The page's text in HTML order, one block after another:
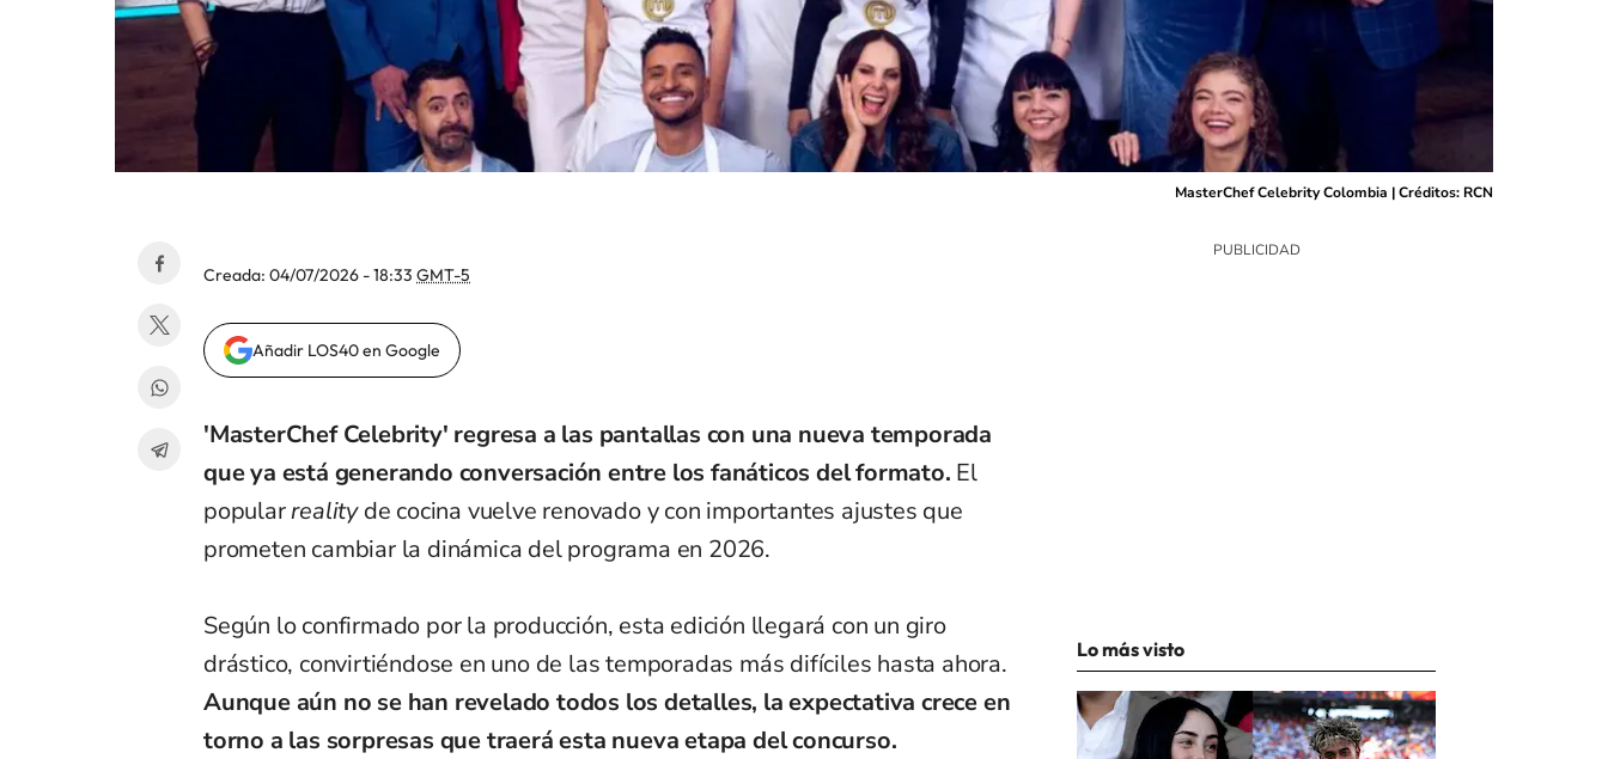
MasterChef Celebrity Colombia | Créditos: RCN
Creada: 04/07/2026 - 18:33 GMT-5
Añadir LOS40 en Google
'MasterChef Celebrity' regresa a las pantallas con una nueva temporada
que ya está generando conversación entre los fanáticos del formato. El
popularrealityde cocina vuelve renovado y con importantes ajustes que
prometen cambiar la dinámica del programa en 2026.
Según lo confirmado por la producción, esta edición llegará con un giro
drástico, convirtiéndose en uno de las temporadas más difíciles hasta ahora.
Aunque aún no se han revelado todos los detalles, la expectativa crece en
torno a las sorpresas que traerá esta nueva etapa del concurso.
Lo más visto